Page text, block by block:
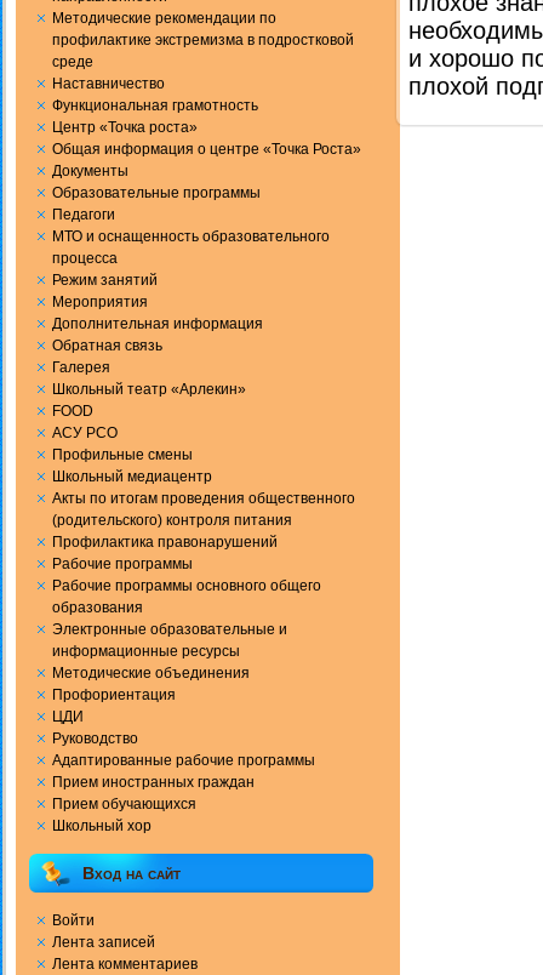
Методические рекомендации по
профилактике экстремизма в подростковой
среде
Наставничество
Функциональная грамотность
Центр «Точка роста»
Общая информация о центре «Точка Роста»
Документы
Образовательные программы
Педагоги
МТО и оснащенность образовательного
процесса
Режим занятий
Мероприятия
Дополнительная информация
Обратная связь
Галерея
Школьный театр «Арлекин»
FOOD
АСУ РСО
Профильные смены
Школьный медиацентр
Акты по итогам проведения общественного
(родительского) контроля питания
Профилактика правонарушений
Рабочие программы
Рабочие программы основного общего
образования
Электронные образовательные и
информационные ресурсы
Методические объединения
Профориентация
ЦДИ
Руководство
Адаптированные рабочие программы
Прием иностранных граждан
Прием обучающихся
Школьный хор
Вход на сайт
Войти
Лента записей
Лента комментариев
и хорошо
плохой